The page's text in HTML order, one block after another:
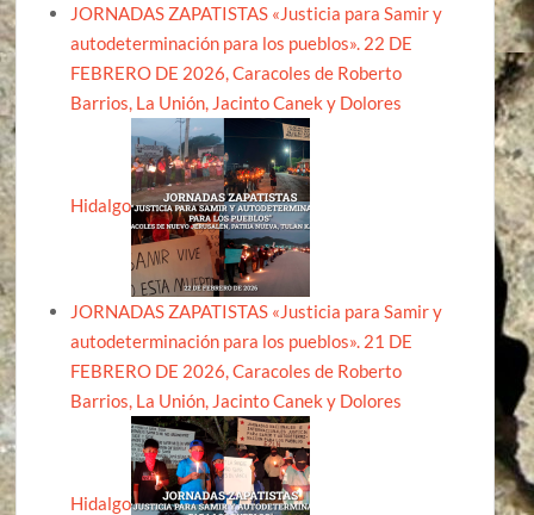
JORNADAS ZAPATISTAS «Justicia para Samir y
autodeterminación para los pueblos». 22 DE
FEBRERO DE 2026, Caracoles de Roberto
Barrios, La Unión, Jacinto Canek y Dolores
Hidalgo
JORNADAS ZAPATISTAS «Justicia para Samir y
autodeterminación para los pueblos». 21 DE
FEBRERO DE 2026, Caracoles de Roberto
Barrios, La Unión, Jacinto Canek y Dolores
Hidalgo